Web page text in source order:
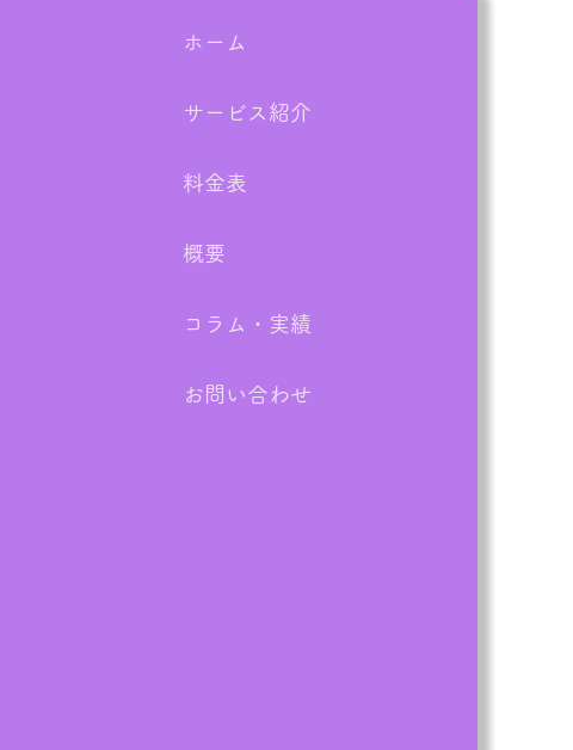
【作業実績：泉南郡熊取町】
ホーム
サービス紹介
料金表
概要
コラム・実績
お問い合わせ